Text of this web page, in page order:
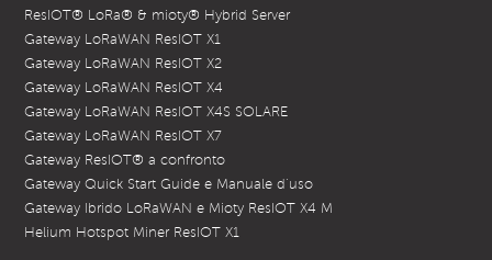
ResIOT® LoRa® & mioty® Hybrid Server
Gateway LoRaWAN ResIOT X1
Gateway LoRaWAN ResIOT X2
Gateway LoRaWAN ResIOT X4
Gateway LoRaWAN ResIOT X4S SOLARE
Gateway LoRaWAN ResIOT X7
Gateway ResIOT® a confronto
Gateway Quick Start Guide e Manuale d’uso
Gateway Ibrido LoRaWAN e Mioty ResIOT X4 M
Helium Hotspot Miner ResIOT X1